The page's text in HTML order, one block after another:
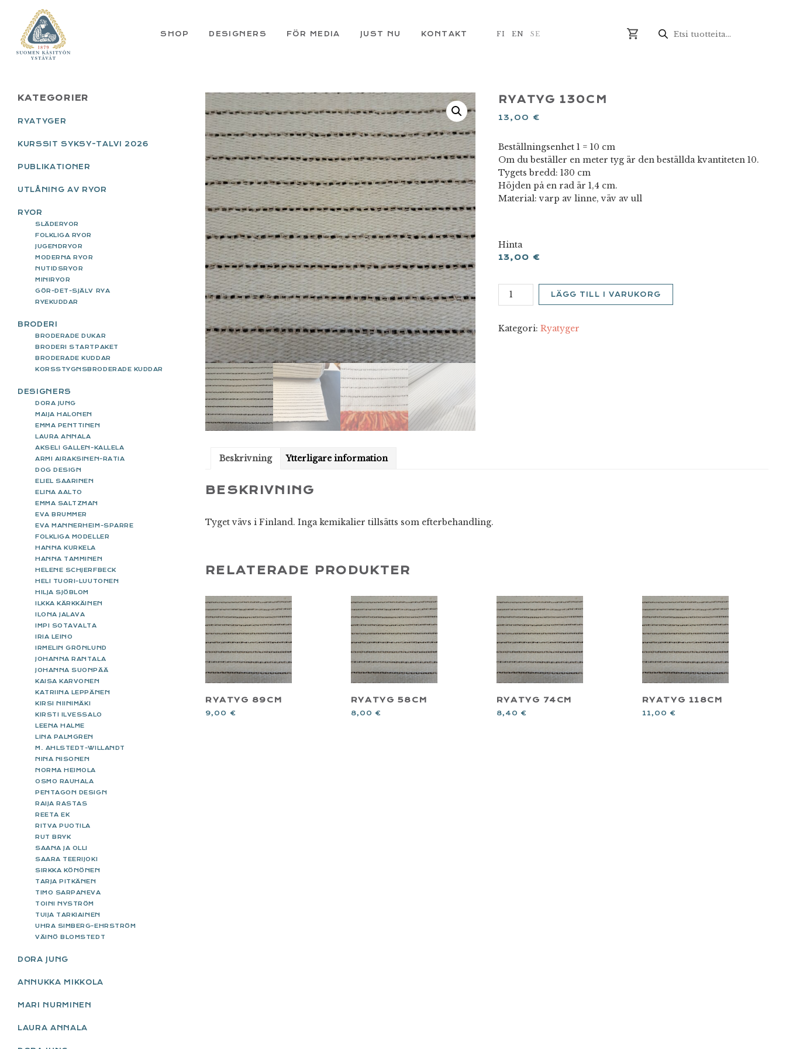
primary
navigation
content
primary
sidebar
footer
SHOP DESIGNERS FÖR MEDIA JUST NU KONTAKT FI EN SE
RYATYG 130CM
13,00 €
Beställningsenhet 1 = 10 cm
Om du beställer en meter tyg är den beställda kvantiteten 10.
Tygets bredd: 130 cm
Höjden på en rad är 1,4 cm.
Material: varp av linne, väv av ull
Hinta
13,00 €
Ryatyg
130cm
LÄGG TILL I VARUKORG
Kategori: Ryatyger
Beskrivning Ytterligare information
BESKRIVNING
Tyget vävs i Finland. Inga kemikalier tillsätts som efterbehandling.
RELATERADE PRODUKTER
RYATYG 89CM
9,00 €
RYATYG 58CM
8,00 €
RYATYG 74CM
8,40 €
RYATYG 118CM
11,00 €
PRIMARY
SIDEBAR
KATEGORIER
RYATYGER
KURSSIT SYKSY-TALVI 2026
PUBLIKATIONER
UTLÅNING AV RYOR
RYOR
SLÄDERYOR
FOLKLIGA RYOR
JUGENDRYOR
MODERNA RYOR
NUTIDSRYOR
MINIRYOR
GÖR-DET-SJÄLV RYA
RYEKUDDAR
BRODERI
BRODERADE DUKAR
BRODERI STARTPAKET
BRODERADE KUDDAR
KORSSTYGNSBRODERADE KUDDAR
DESIGNERS
DORA JUNG
MAIJA HALONEN
EMMA PENTTINEN
LAURA ANNALA
AKSELI GALLEN-KALLELA
ARMI AIRAKSINEN-RATIA
DOG DESIGN
ELIEL SAARINEN
ELINA AALTO
EMMA SALTZMAN
EVA BRUMMER
EVA MANNERHEIM-SPARRE
FOLKLIGA MODELLER
HANNA KURKELA
HANNA TAMMINEN
HELENE SCHJERFBECK
HELI TUORI-LUUTONEN
HILJA SJÖBLOM
ILKKA KÄRKKÄINEN
ILONA JALAVA
IMPI SOTAVALTA
IRIA LEINO
IRMELIN GRÖNLUND
JOHANNA RANTALA
JOHANNA SUONPÄÄ
KAISA KARVONEN
KATRIINA LEPPÄNEN
KIRSI NIINIMÄKI
KIRSTI ILVESSALO
LEENA HALME
LINA PALMGREN
M. AHLSTEDT-WILLANDT
NINA NISONEN
NORMA HEIMOLA
OSMO RAUHALA
PENTAGON DESIGN
RAIJA RASTAS
REETA EK
RITVA PUOTILA
RUT BRYK
SAANA JA OLLI
SAARA TEERIJOKI
SIRKKA KÖNÖNEN
TARJA PITKÄNEN
TIMO SARPANEVA
TOINI NYSTRÖM
TUIJA TARKIAINEN
UHRA SIMBERG-EHRSTRÖM
VÄINÖ BLOMSTEDT
DORA JUNG
ANNUKKA MIKKOLA
MARI NURMINEN
LAURA ANNALA